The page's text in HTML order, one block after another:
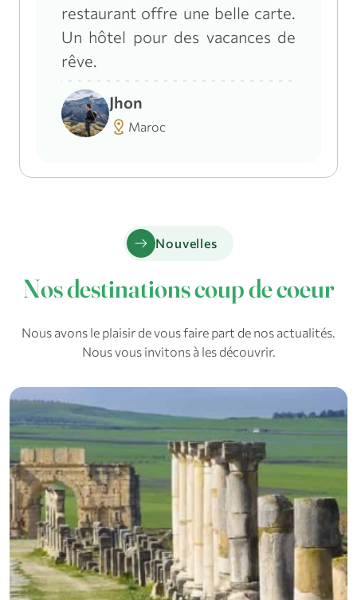
restaurant offre une belle carte.
Un hôtel pour des vacances de
rêve.
Jhon
distance Maroc
arrow_right_alt Nouvelles
Nos destinations coup de coeur
Nous avons le plaisir de vous faire part de nos actualités.
Nous vous invitons à les découvrir.